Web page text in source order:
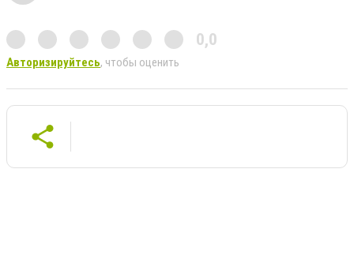
0,0
Авторизируйтесь, чтобы оценить